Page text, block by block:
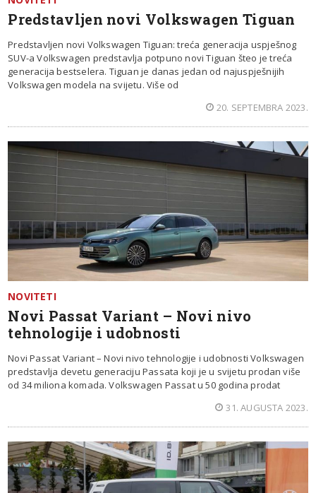
Predstavljen novi Volkswagen Tiguan
Predstavljen novi Volkswagen Tiguan: treća generacija uspješnog
SUV-a Volkswagen predstavlja potpuno novi Tiguan šteo je treća
generacija bestselera. Tiguan je danas jedan od najuspješnijih
Volkswagen modela na svijetu. Više od
20. SEPTEMBRA 2023.
NOVITETI
Novi Passat Variant – Novi nivo
tehnologije i udobnosti
Novi Passat Variant – Novi nivo tehnologije i udobnosti Volkswagen
predstavlja devetu generaciju Passata koji je u svijetu prodan više
od 34 miliona komada. Volkswagen Passat u 50 godina prodat
31. AUGUSTA 2023.